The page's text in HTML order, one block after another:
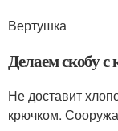
Вертушка
Делаем скобу
Не доставит
крючком.